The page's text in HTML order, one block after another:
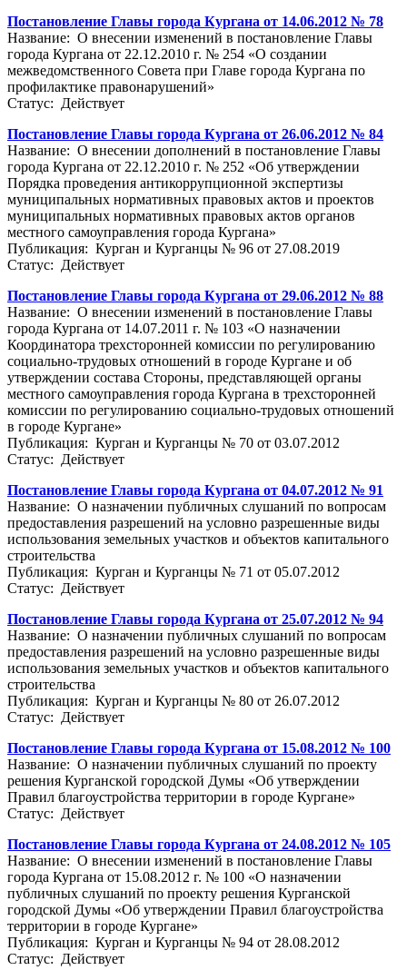
Постановление Главы города Кургана от 14.06.2012 № 78
Название: О внесении изменений в постановление Главы
города Кургана от 22.12.2010 г. № 254 «О создании
межведомственного Совета при Главе города Кургана по
профилактике правонарушений»
Статус: Действует
Постановление Главы города Кургана от 26.06.2012 № 84
Название: О внесении дополнений в постановление Главы
города Кургана от 22.12.2010 г. № 252 «Об утверждении
Порядка проведения антикоррупционной экспертизы
муниципальных нормативных правовых актов и проектов
муниципальных нормативных правовых актов органов
местного самоуправления города Кургана»
Публикация: Курган и Курганцы № 96 от 27.08.2019
Статус: Действует
Постановление Главы города Кургана от 29.06.2012 № 88
Название: О внесении изменений в постановление Главы
города Кургана от 14.07.2011 г. № 103 «О назначении
Координатора трехсторонней комиссии по регулированию
социально-трудовых отношений в городе Кургане и об
утверждении состава Стороны, представляющей органы
местного самоуправления города Кургана в трехсторонней
комиссии по регулированию социально-трудовых отношений
в городе Кургане»
Публикация: Курган и Курганцы № 70 от 03.07.2012
Статус: Действует
Постановление Главы города Кургана от 04.07.2012 № 91
Название: О назначении публичных слушаний по вопросам
предоставления разрешений на условно разрешенные виды
использования земельных участков и объектов капитального
строительства
Публикация: Курган и Курганцы № 71 от 05.07.2012
Статус: Действует
Постановление Главы города Кургана от 25.07.2012 № 94
Название: О назначении публичных слушаний по вопросам
предоставления разрешений на условно разрешенные виды
использования земельных участков и объектов капитального
строительства
Публикация: Курган и Курганцы № 80 от 26.07.2012
Статус: Действует
Постановление Главы города Кургана от 15.08.2012 № 100
Название: О назначении публичных слушаний по проекту
решения Курганской городской Думы «Об утверждении
Правил благоустройства территории в городе Кургане»
Статус: Действует
Постановление Главы города Кургана от 24.08.2012 № 105
Название: О внесении изменений в постановление Главы
города Кургана от 15.08.2012 г. № 100 «О назначении
публичных слушаний по проекту решения Курганской
городской Думы «Об утверждении Правил благоустройства
территории в городе Кургане»
Публикация: Курган и Курганцы № 94 от 28.08.2012
Статус: Действует